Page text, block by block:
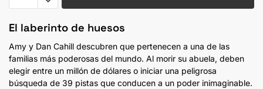
El laberinto de huesos
Amy y Dan Cahill descubren que pertenecen a una de las
familias más poderosas del mundo. Al morir su abuela, deben
elegir entre un millón de dólares o iniciar una peligrosa
búsqueda de 39 pistas que conducen a un poder inimaginable.